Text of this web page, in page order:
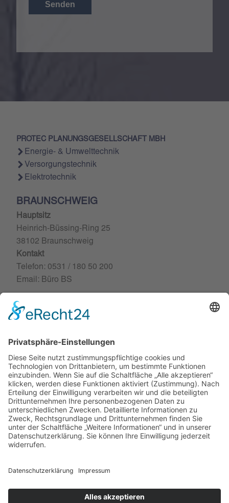
PROTEC PLANUNGSGESELLSCHAFT MBH
Energie- & Umwelttechnik
Versorgungstechnik
Elektrotechnik
BRAUNSCHWEIG
Hauptsitz
Heinrich-Büssing-Ring 25
38102 Braunschweig
Kontakt
Telefon: 0531 / 180 50 200
Email: Büro BS
MAGDEBURG
Niederlassung
39124 Magdeburg
Kontakt
Telefon: 0391 / 538 561 40
Email: Büro MD
WOLFSBURG
Niederlassung
Porschestraße 25
38440 Wolfsburg
Telefon: 05361 / 463 257 3